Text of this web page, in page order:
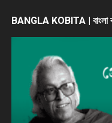
BANGLA KOBITA | বাংলা